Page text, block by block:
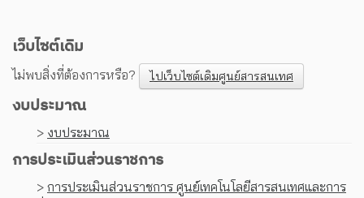
เว็บไซต์เดิม
ไม่พบสิ่งที่ต้องการหรือ? ไปเว็บไซต์เดิมศูนย์สารสนเทศ
งบประมาณ
> งบประมาณ
การประเมินส่วนราชการ
> การประเมินส่วนราชการ ศูนย์เทคโนโลยีสารสนเทศและการ